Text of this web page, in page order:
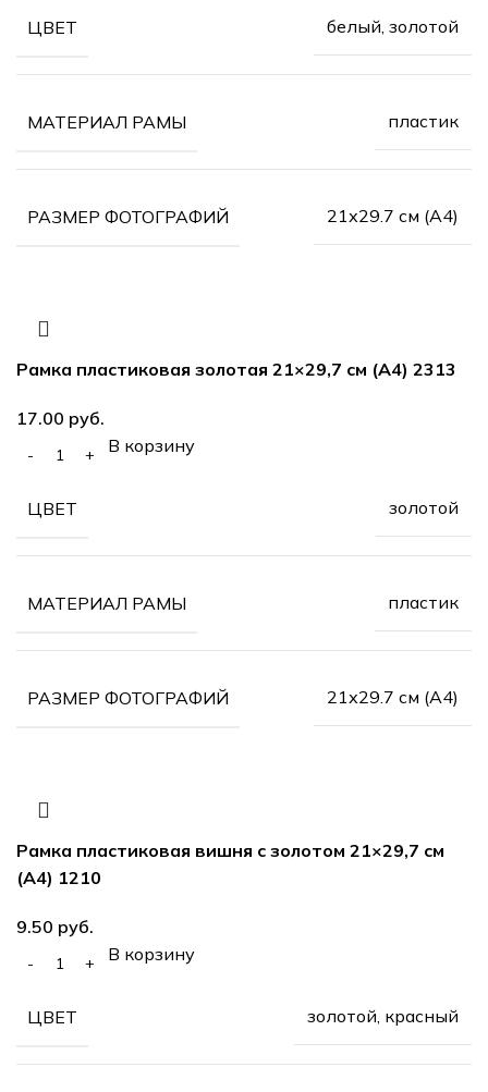
ЦВЕТ белый, золотой
МАТЕРИАЛ РАМЫ пластик
РАЗМЕР ФОТОГРАФИЙ 21х29.7 см (А4)
Рамка пластиковая золотая 21×29,7 см (А4) 2313
руб.
В корзину
ЦВЕТ золотой
МАТЕРИАЛ РАМЫ пластик
РАЗМЕР ФОТОГРАФИЙ 21х29.7 см (А4)
Рамка пластиковая вишня с золотом 21×29,7 см
(А4) 1210
руб.
В корзину
ЦВЕТ золотой, красный